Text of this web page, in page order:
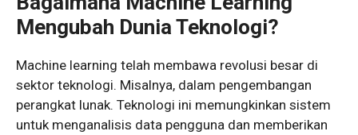
Mengubah Dunia Teknologi?
Machine learning telah membawa revolusi besar di
sektor teknologi. Misalnya, dalam pengembangan
perangkat lunak. Teknologi ini memungkinkan sistem
untuk menganalisis data pengguna dan memberikan